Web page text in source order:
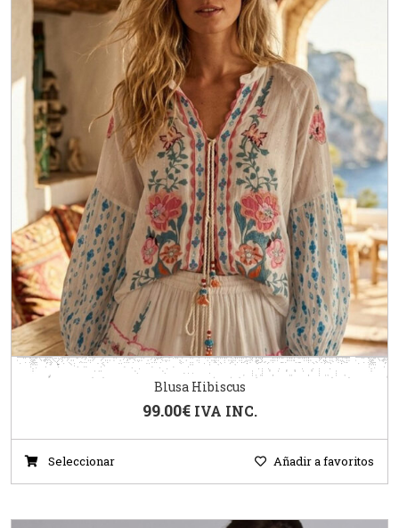
Blusa Hibiscus
99.00€ IVA INC.
Seleccionar Añadir a favoritos